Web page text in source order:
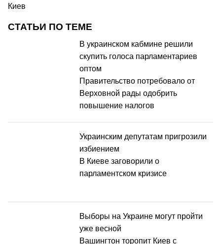
Киев
СТАТЬИ ПО ТЕМЕ
В украинском кабмине решили
скупить голоса парламентариев
оптом
Правительство потребовало от
Верховной рады одобрить
повышение налогов
Украинским депутатам пригрозили
избиением
В Киеве заговорили о
парламентском кризисе
Выборы на Украине могут пройти
уже весной
Вашингтон торопит Киев с